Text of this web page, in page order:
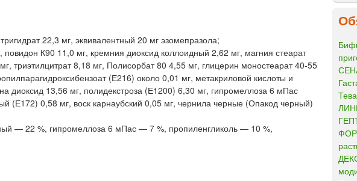
22,3 мг, эквивалентный 20 мг эзомепразола;
повидон К90 11,0 мг, кремния диоксид коллоидный 2,62 мг, магния стеарат
триэтилцитрат 8,18 мг, Полисорбат 80 4,55 мг, глицерин моностеарат 40-55
(Е216) около 0,01 мг, метакриловой кислоты и
диоксид 13,56 мг, полидекстроза (Е1200) 6,30 мг, гипромеллоза 6 мПас
(Е172) 0,58 мг, воск карнаубский 0,05 мг, чернила черные (Опакод черный)
— 22 %, гипромеллоза 6 мПас — 7 %, пропиленгликоль — 10 %,
Тева